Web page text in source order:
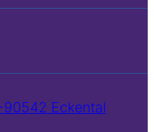
90542 Eckental